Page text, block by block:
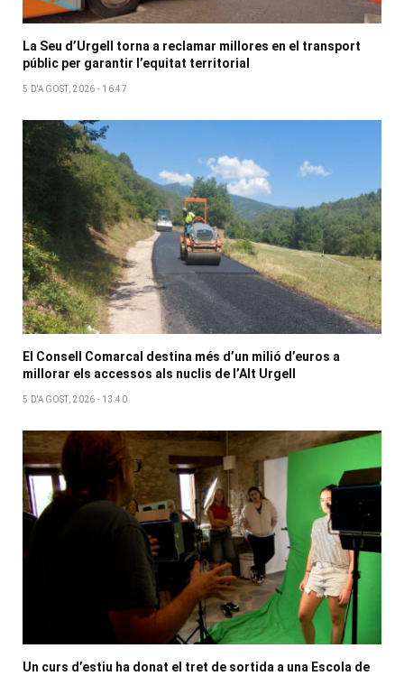
La Seu d’Urgell torna a reclamar millores en el transport
públic per garantir l’equitat territorial
5 D'AGOST, 2026 - 16:47
El Consell Comarcal destina més d’un milió d’euros a
millorar els accessos als nuclis de l’Alt Urgell
5 D'AGOST, 2026 - 13:40
Un curs d’estiu ha donat el tret de sortida a una Escola de